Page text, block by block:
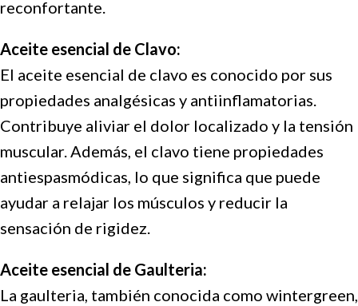
reconfortante.
Aceite esencial de Clavo:
El aceite esencial de clavo es conocido por sus
propiedades analgésicas y antiinflamatorias.
Contribuye aliviar el dolor localizado y la tensión
muscular. Además, el clavo tiene propiedades
antiespasmódicas, lo que significa que puede
ayudar a relajar los músculos y reducir la
sensación de rigidez.
Aceite esencial de Gaulteria:
La gaulteria, también conocida como wintergreen,